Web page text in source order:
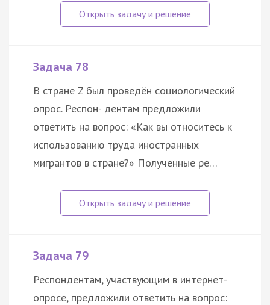
Задача 78
В стране Z был проведён социологический
опрос. Респон- дентам предложили
ответить на вопрос: «Как вы относитесь к
использованию труда иностранных
мигрантов в стране?» Полученные ре…
Задача 79
Респондентам, участвующим в интернет-
опросе, предложили ответить на вопрос: